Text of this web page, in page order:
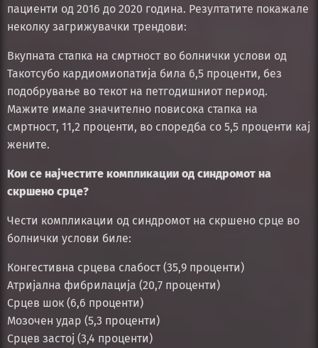
пациенти од 2016 до 2020 година. Резултатите покажале
неколку загрижувачки трендови:
Вкупната стапка на смртност во болнички услови од
Такотсубо кардиомиопатија била 6,5 проценти, без
подобрување во текот на петгодишниот период.
Мажите имале значително повисока стапка на
смртност, 11,2 проценти, во споредба со 5,5 проценти кај
жените.
Кои се најчестите компликации од синдромот на
скршено срце?
Чести компликации од синдромот на скршено срце во
болнички услови биле:
Конгестивна срцева слабост (35,9 проценти)
Атријална фибрилација (20,7 проценти)
Срцев шок (6,6 проценти)
Мозочен удар (5,3 проценти)
Срцев застој (3,4 проценти)